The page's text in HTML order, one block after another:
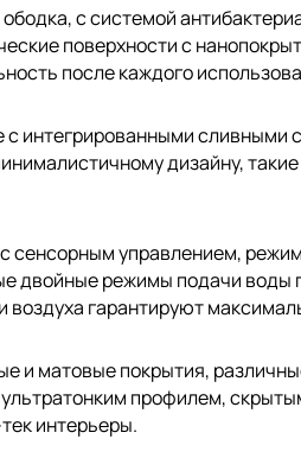
с системой
поверхности с
после каждого
интегрированными
дизайну,
сенсорным управлением,
двойные режимы подачи воды
воздуха гарантируют
и матовые покрытия,
профилем,
интерьеры.